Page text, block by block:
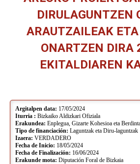
DIRULAGUNTZEN
ARAUTZAILEAK
ONARTZEN DIRA
EKITALDIAREN
Argitalpen data: 17/05/2024
Iturria : Bizkaiko Aldizkari Ofiziala
Erakundea: Enplegua, Gizarte Kohesioa eta
Tipo de financiación: Laguntzak eta Diru-laguntzak
Izaera: VERDADERO
Fecha de Inicio: 18/05/2024
Fecha de Finalización: 16/06/2024
Erakunde mota: Diputación Foral de Bizkaia